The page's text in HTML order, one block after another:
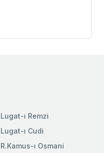
Lugat-ı Remzi
Lugat-ı Cudi
R.Kamus-ı Osmani